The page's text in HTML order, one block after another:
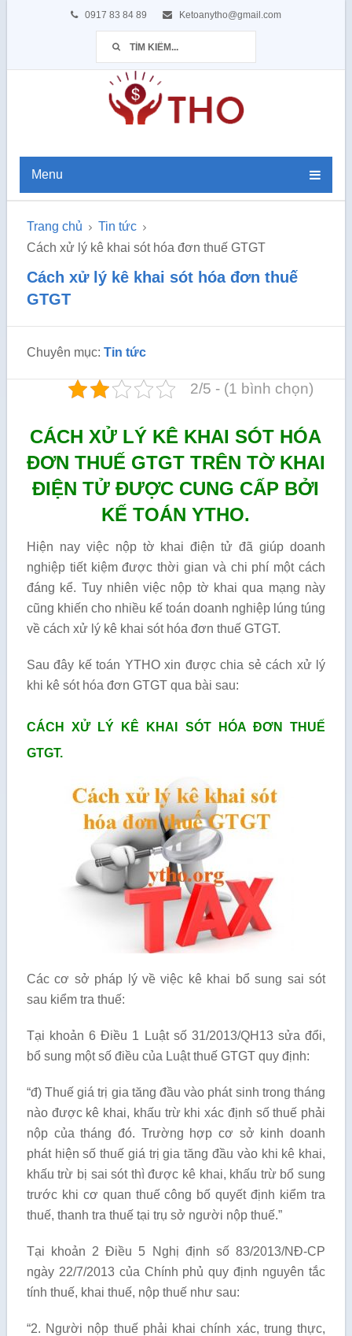
0917 83 84 89 Ketoanytho@gmail.com
Menu
Trang chủ
Tin tức
Cách xử lý kê khai sót hóa đơn thuế GTGT
Cách xử lý kê khai sót hóa đơn thuế
GTGT
Chuyên mục: Tin tức
2/5 - (1 bình chọn)
CÁCH XỬ LÝ KÊ KHAI SÓT HÓA
ĐƠN THUẾ GTGT TRÊN TỜ KHAI
ĐIỆN TỬ ĐƯỢC CUNG CẤP BỞI
KẾ TOÁN YTHO.
Hiện nay việc nộp tờ khai điện tử đã giúp doanh
nghiệp tiết kiệm được thời gian và chi phí một cách
đáng kể. Tuy nhiên việc nộp tờ khai qua mạng này
cũng khiến cho nhiều kế toán doanh nghiệp lúng túng
về cách xử lý kê khai sót hóa đơn thuế GTGT.
Sau đây kế toán YTHO xin được chia sẻ cách xử lý
khi kê sót hóa đơn GTGT qua bài sau:
CÁCH XỬ LÝ KÊ KHAI SÓT HÓA ĐƠN THUẾ
GTGT.
Các cơ sở pháp lý về việc kê khai bổ sung sai sót
sau kiểm tra thuế:
Tại khoản 6 Điều 1 Luật số 31/2013/QH13 sửa đổi,
bổ sung một số điều của Luật thuế GTGT quy định:
“đ) Thuế giá trị gia tăng đầu vào phát sinh trong tháng
nào được kê khai, khấu trừ khi xác định số thuế phải
nộp của tháng đó. Trường hợp cơ sở kinh doanh
phát hiện số thuế giá trị gia tăng đầu vào khi kê khai,
khấu trừ bị sai sót thì được kê khai, khấu trừ bổ sung
trước khi cơ quan thuế công bố quyết định kiểm tra
thuế, thanh tra thuế tại trụ sở người nộp thuế.”
Tại khoản 2 Điều 5 Nghị định số 83/2013/NĐ-CP
ngày 22/7/2013 của Chính phủ quy định nguyên tắc
tính thuế, khai thuế, nộp thuế như sau:
“2. Người nộp thuế phải khai chính xác, trung thực,